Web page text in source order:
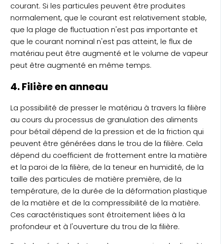
courant. Si les particules peuvent être produites
normalement, que le courant est relativement stable,
que la plage de fluctuation n'est pas importante et
que le courant nominal n'est pas atteint, le flux de
matériau peut être augmenté et le volume de vapeur
peut être augmenté en même temps.
4. Filière en anneau
La possibilité de presser le matériau à travers la filière
au cours du processus de granulation des aliments
pour bétail dépend de la pression et de la friction qui
peuvent être générées dans le trou de la filière. Cela
dépend du coefficient de frottement entre la matière
et la paroi de la filière, de la teneur en humidité, de la
taille des particules de matière première, de la
température, de la durée de la déformation plastique
de la matière et de la compressibilité de la matière.
Ces caractéristiques sont étroitement liées à la
profondeur et à l'ouverture du trou de la filière.